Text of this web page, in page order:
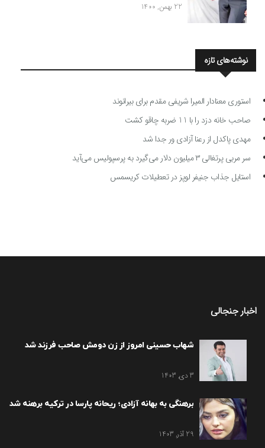
22 بهمن, 1400
نوشته‌های تازه
استوری معنادار المیرا شریفی مقدم برای بیرانوند
صاحب خانه دزد را با 11 ضربه چاقو کشت
مهدی پاکدل از رعنا آزادی ور جدا شد
سر مربی پرتغالی ۳ میلیون دلار می‌گیرد به پرسپولیس می‌آید
استایل جذاب جنیفر لوپز در تعطیلات کریسمس
اخبار جنجالی
شهاب حسینی امروز از زن دومش صاحب فرزند شد
3 دی, 1403
برهنگی به بهانه آزادی؛ ریحانه پارسا در ترکیه برهنه شد
29 آذر, 1403